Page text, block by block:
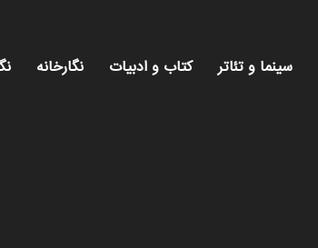
سینما و تئاتر کتاب و ادبیات نگارخانه